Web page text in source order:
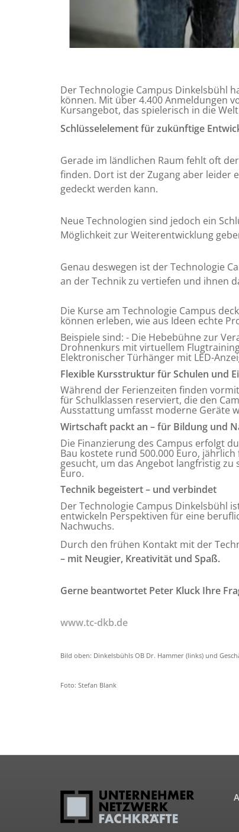
Der Technologie Campus Dinkelsbühl
können. Mit über 4.400 Anmeldungen
Kursangebot, das spielerisch in die
Schlüsselelement für zukünftige
Gerade im ländlichen Raum fehlt oft
finden. Dort ist der Zugang aber leider
gedeckt werden kann.
Neue Technologien sind jedoch ein
Möglichkeit zur Weiterentwicklung
Genau deswegen ist der Technologie
an der Technik zu vertiefen und ihnen
Die Kurse am Technologie Campus
können erleben, wie aus Ideen echte
Beispiele sind: - Die Hebebühne zur
Drohnenkurs mit virtuellem
Elektronischer Türhänger mit LED-
Flexible Kursstruktur für Schulen und
Während der Ferienzeiten finden
für Schulklassen reserviert, die den
Ausstattung umfasst moderne Geräte
Wirtschaft packt an – für Bildung und
Die Finanzierung des Campus erfolgt
Bau kostete rund 500.000 Euro,
gesucht, um das Angebot langfristig
Euro.
Technik begeistert – und verbindet
Der Technologie Campus Dinkelsbühl
entwickeln Perspektiven für eine
Nachwuchs.
Durch den frühen Kontakt mit der
– mit Neugier, Kreativität und Spaß.
Gerne beantwortet Peter Kluck Ihre
www.tc-dkb.de
Bild oben: Dinkelsbühls OB Dr. Hammer (links) und
Foto: Stefan Blank